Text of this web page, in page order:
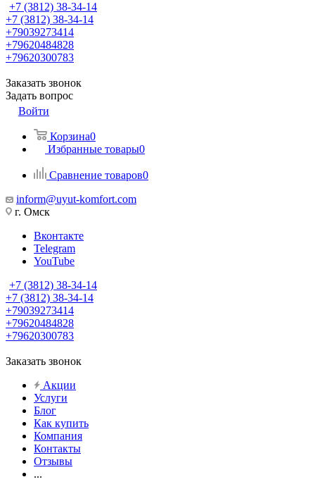
+7 (3812) 38-34-14
+7 (3812) 38-34-14
+79039273414
+79620484828
+79620300783
Заказать звонок
Задать вопрос
Войти
Корзина0
Избранные товары0
Сравнение товаров0
inform@uyut-komfort.com
г. Омск
Вконтакте
Telegram
YouTube
+7 (3812) 38-34-14
+7 (3812) 38-34-14
+79039273414
+79620484828
+79620300783
Заказать звонок
Акции
Услуги
Блог
Как купить
Компания
Контакты
Отзывы
...